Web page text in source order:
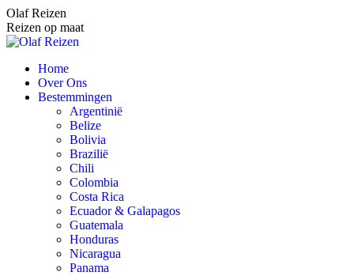
Spring
naar
content
Olaf Reizen
Reizen op maat
Home
Over Ons
Bestemmingen
Argentinië
Belize
Bolivia
Brazilië
Chili
Colombia
Costa Rica
Ecuador & Galapagos
Guatemala
Honduras
Nicaragua
Panama